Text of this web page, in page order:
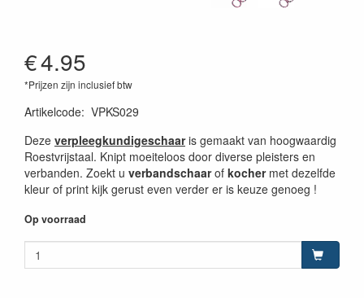
€4.95
*Prijzen zijn inclusief btw
Artikelcode: VPKS029
Deze verpleegkundigeschaaris gemaakt van hoogwaardig
Roestvrijstaal. Knipt moeiteloos door diverse pleisters en
verbanden. Zoekt u verbandschaarof kochermet dezelfde
kleur of print kijk gerust even verder er is keuze genoeg !
Op voorraad